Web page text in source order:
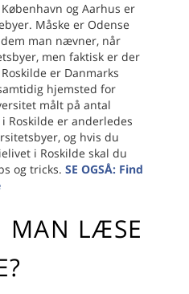
og Aarhus er
Måske er Odense
man nævner, når
men faktisk er der
er Danmarks
hjemsted for
målt på antal
Roskilde er anderledes
og hvis du
i Roskilde skal du
og tricks. SE OGSÅ: Find
MAN LÆSE